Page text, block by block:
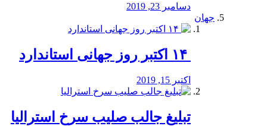
دسامبر 23, 2019
جهان
اکتبر 15, 2019
تبلیغ جالب صلیب سرخ استرالیا